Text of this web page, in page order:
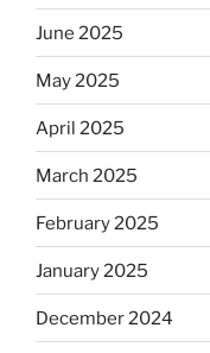
June 2025
May 2025
April 2025
March 2025
February 2025
January 2025
December 2024